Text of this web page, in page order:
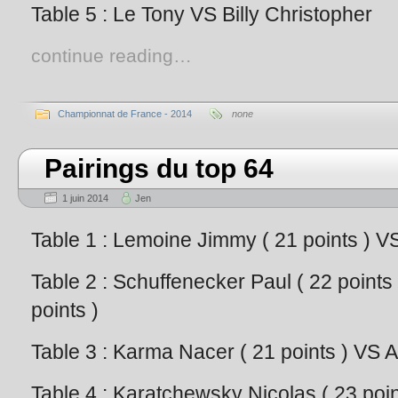
Table 5 : Le Tony VS Billy Christopher
continue reading…
Championnat de France - 2014 none
Pairings du top 64
1 juin 2014 Jen
Table 1 : Lemoine Jimmy ( 21 points )
Table 2 : Schuffenecker Paul ( 22
points )
Table 3 : Karma Nacer ( 21 points ) VS